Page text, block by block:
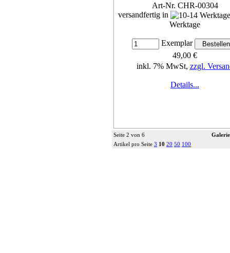
Art-Nr. CHR-00304
versandfertig in
Werktage
Exemplar
49,00 €
inkl. 7% MwSt, zzgl.
Details...
Seite 2 von 6
Artikel pro Seite 3 10 20 50 100